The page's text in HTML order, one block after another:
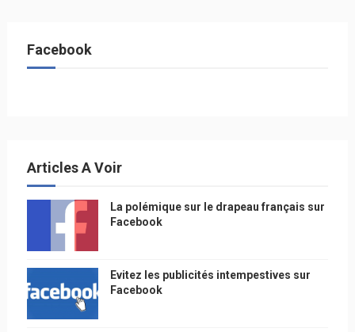
Facebook
Articles A Voir
La polémique sur le drapeau français sur
Facebook
Evitez les publicités intempestives sur
Facebook